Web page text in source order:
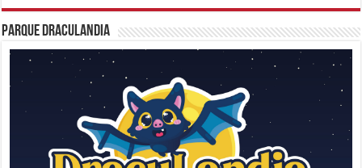
Parque Draculandia